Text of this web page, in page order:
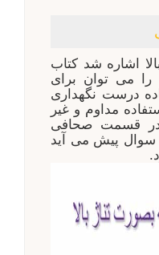
اشاره شد کتاب
را می توان برای
درست نگهداری
مداوم و غیر
قسمت صحافی
سوال پیش می آید